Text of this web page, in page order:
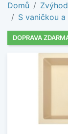
Domů
S vaničkou
DOPRAVA